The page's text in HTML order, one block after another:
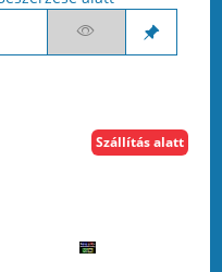
Szállítás alatt